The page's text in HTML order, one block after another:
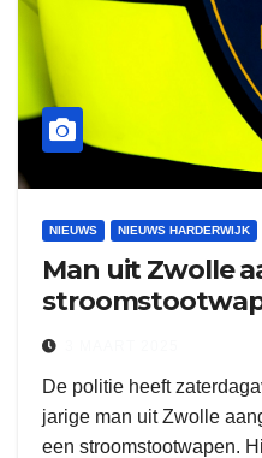
NIEUWS NIEUWS HARDERWIJK
Man uit Zwolle
De politie heeft
jarige man uit Zwolle
een stroomstootwapen.